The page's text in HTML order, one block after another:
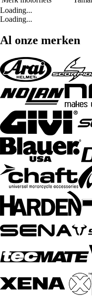
Loading...
Loading...
Al onze merken